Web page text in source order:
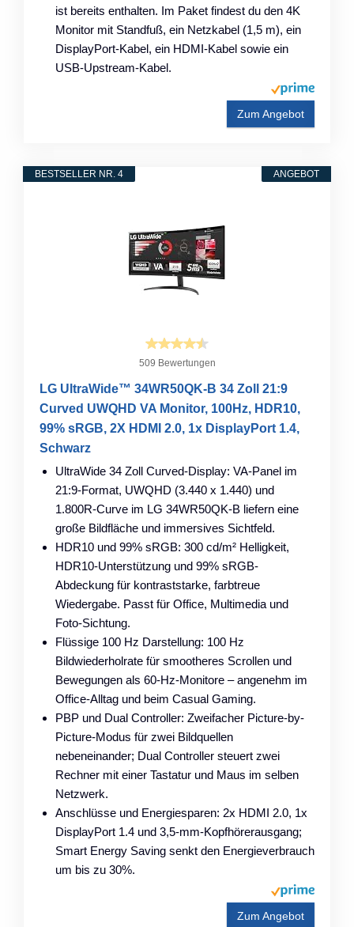
ist bereits enthalten. Im Paket findest du den 4K
Monitor mit Standfuß, ein Netzkabel (1,5 m), ein
DisplayPort-Kabel, ein HDMI-Kabel sowie ein
USB-Upstream-Kabel.
Zum Angebot
ANGEBOT
BESTSELLER NR. 4
509 Bewertungen
LG UltraWide™ 34WR50QK-B 34 Zoll 21:9
Curved UWQHD VA Monitor, 100Hz, HDR10,
99% sRGB, 2X HDMI 2.0, 1x DisplayPort 1.4,
Schwarz
UltraWide 34 Zoll Curved-Display: VA-Panel im
21:9-Format, UWQHD (3.440 x 1.440) und
1.800R-Curve im LG 34WR50QK-B liefern eine
große Bildfläche und immersives Sichtfeld.
HDR10 und 99% sRGB: 300 cd/m² Helligkeit,
HDR10-Unterstützung und 99% sRGB-
Abdeckung für kontraststarke, farbtreue
Wiedergabe. Passt für Office, Multimedia und
Foto-Sichtung.
Flüssige 100 Hz Darstellung: 100 Hz
Bildwiederholrate für smootheres Scrollen und
Bewegungen als 60-Hz-Monitore – angenehm im
Office-Alltag und beim Casual Gaming.
PBP und Dual Controller: Zweifacher Picture-by-
Picture-Modus für zwei Bildquellen
nebeneinander; Dual Controller steuert zwei
Rechner mit einer Tastatur und Maus im selben
Netzwerk.
Anschlüsse und Energiesparen: 2x HDMI 2.0, 1x
DisplayPort 1.4 und 3,5-mm-Kopfhörerausgang;
Smart Energy Saving senkt den Energieverbrauch
um bis zu 30%.
Zum Angebot